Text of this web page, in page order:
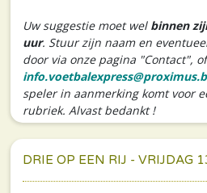
Uw suggestie moet wel binnen
uur. Stuur zijn naam en
door via onze pagina "Contact",
speler in aanmerking komt voor
rubriek. Alvast bedankt !
DRIE OP EEN RIJ - VRIJDAG